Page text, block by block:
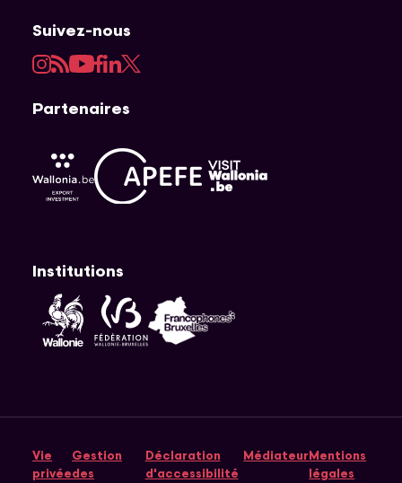
Suivez-nous
Instagram
RSSYouTube
Facebook
LinkedIn
Twitter
Partenaires
AWEX
Visit Wallonia
Institutions
Wallonie Fédération Wallonie-Bruxelles
Cocof
Vie
privée
Gestion
des
Déclaration
d'accessibilité
MédiateurMentions
légales